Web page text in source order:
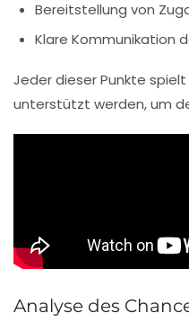
Bereitstellung von
Klare Kommunikation
Jeder dieser Punkte
unterstützt werden, um
Analyse des